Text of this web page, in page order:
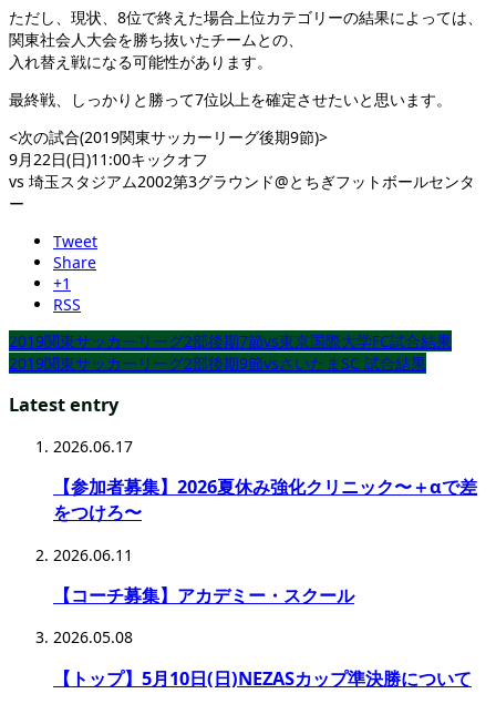
ただし、現状、8位で終えた場合上位カテゴリーの結果によっては、
関東社会人大会を勝ち抜いたチームとの、
入れ替え戦になる可能性があります。
最終戦、しっかりと勝って7位以上を確定させたいと思います。
<次の試合(2019関東サッカーリーグ後期9節)>
9月22日(日)11:00キックオフ
vs 埼玉スタジアム2002第3グラウンド@とちぎフットボールセンタ
ー
Tweet
Share
+1
RSS
2019関東サッカーリーグ2部後期7節vs東京国際大学FC試合結果
2019関東サッカーリーグ2部後期9節vsさいたまSC 試合結果
Latest entry
2026.06.17
【参加者募集】2026夏休み強化クリニック〜＋αで差
をつけろ〜
2026.06.11
【コーチ募集】アカデミー・スクール
2026.05.08
【トップ】5月10日(日)NEZASカップ準決勝について